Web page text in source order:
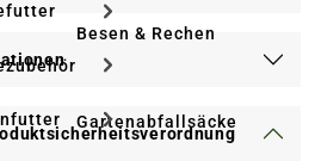
Besen & Rechen
Gartenabfallsäcke